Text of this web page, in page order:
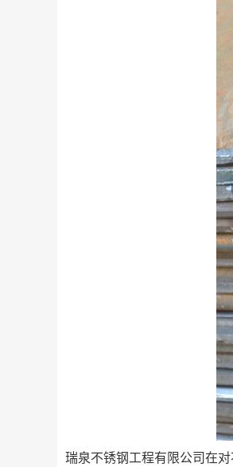
瑞泉不锈钢工程有限公司在